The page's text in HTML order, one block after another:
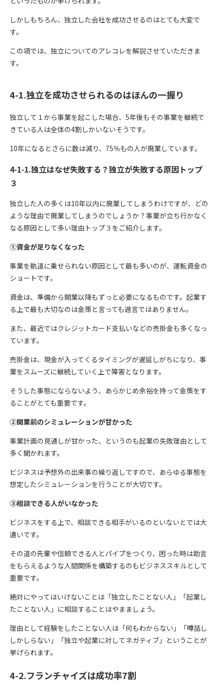
しかしもちろん、独立した会社を成功させるのはとても大変で
す。
この項では、独立についてのアレコレを解説させていただきま
す。
4-1.独立を成功させられるのはほんの一握り
独立して１から事業を起こした場合、5年後もその事業を継続で
きている人は全体の4割しかいないそうです。
10年になるとさらに数は減り、75％もの人が廃業しています。
4-1-1.独立はなぜ失敗する？独立が失敗する原因トップ
３
独立した人の多くは10年以内に廃業してしまうわけですが、どの
ような理由で廃業してしまうのでしょうか？事業が立ち行かなく
なる原因として多い理由トップ３をご紹介します。
①資金が足りなくなった
事業を軌道に乗せられない原因として最も多いのが、運転資金の
ショートです。
資金は、準備から開業以降もずっと必要になるものです。起業す
る上で最も大切なのは金策と言っても過言ではありません。
また、最近ではクレジットカード支払いなどの売掛金も多くなっ
ています。
売掛金は、現金が入ってくるタイミングが遅延しがちになり、事
業をスムーズに継続していく上で障害となります。
そうした事態にならないよう、あらかじめ余裕を持って金策をす
ることがとても重要です。
②開業前のシミュレーションが甘かった
事業計画の見通しが甘かった、というのも起業の失敗理由として
多く聞かれます。
ビジネスは予想外の出来事の繰り返しですので、あらゆる事態を
想定したシミュレーションを行うことが大切です。
③相談できる人がいなかった
ビジネスをする上で、相談できる相手がいるのといないとでは大
違いです。
その道の先輩や信頼できる人とパイプをつくり、困った時は助言
をもらえるような人間関係を構築するのもビジネススキルとして
重要です。
絶対にやってはいけないことは「独立したことない人」「起業し
たことない人」に相談することはやまましょう。
理由として経験をしたことない人は「何もわからない」「噂話し
しかしらない」「独立や起業に対してネガティブ」ということが
挙げられます。
4-2.フランチャイズは成功率7割